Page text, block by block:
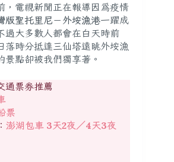
，電視新聞正在報導因為疫情
版聖托里尼－ 外垵漁港一躍成
過大多數人都會在白天時前
落時分抵達三仙塔遠眺外垵漁
景點卻被我們獨享著。
通票券推薦
票
澎湖包車 3天2夜／4天3夜